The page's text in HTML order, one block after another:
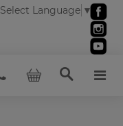
Select Language ▼